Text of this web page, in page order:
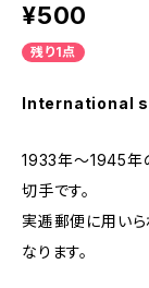
¥500
残り1点
International
1933年～1945年
切手です。
実逓郵便に用い
なります。